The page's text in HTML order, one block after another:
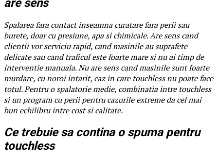
are sens
Spalarea fara contact inseamna curatare fara perii sau
burete, doar cu presiune, apa si chimicale. Are sens cand
clientii vor serviciu rapid, cand masinile au suprafete
delicate sau cand traficul este foarte mare si nu ai timp de
interventie manuala. Nu are sens cand masinile sunt foarte
murdare, cu noroi intarit, caz in care touchless nu poate face
totul. Pentru o spalatorie medie, combinatia intre touchless
si un program cu perii pentru cazurile extreme da cel mai
bun echilibru intre cost si calitate.
Ce trebuie sa contina o spuma pentru
touchless